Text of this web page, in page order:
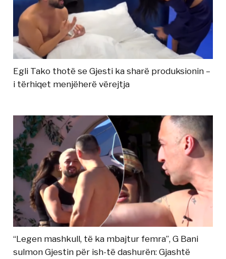
Egli Tako thotë se Gjesti ka sharë produksionin –
i tërhiqet menjëherë vërejtja
“Legen mashkull, të ka mbajtur femra”, G Bani
sulmon Gjestin për ish-të dashurën: Gjashtë